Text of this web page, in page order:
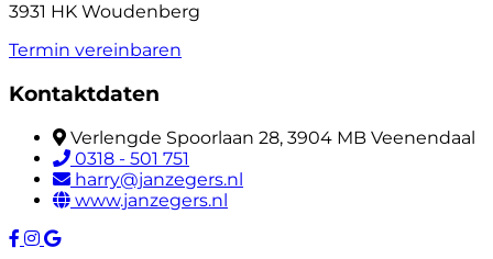
3931 HK Woudenberg
Termin vereinbaren
Kontaktdaten
Verlengde Spoorlaan 28, 3904 MB Veenendaal
0318 - 501 751
harry@janzegers.nl
www.janzegers.nl